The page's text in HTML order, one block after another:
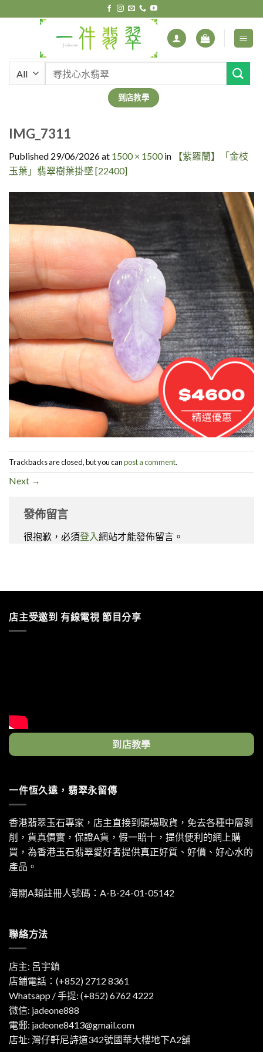
to
到店教學
IMG_7311
Published 29/06/2026at 1500 × 1500in
【紫羅蘭】「金枝
玉葉」翡翠樹葉掛墜 [22400]
Trackbacks are closed, but you canpost a comment.
Next →
發佈留言
很抱歉，必須登入網站才能發佈留言。
店主受邀到 有線電視 節目分享
到店教學
一件恆久遠，翡翠永留傳
香港翡翠玉石專家，店主直接到礦場取貨，免去各種中層剝
削，貨真價實，保證A貨，假一賠十，提供便利的網上購
買，為香港玉石翡翠愛好者提供真正好質、好價、好心水的
產品。
海關A類註冊人號碼：A-B-24-01-05142
聯絡方法
店主: 呂宇鎮
店鋪電話：(+852) 2712 8361
Whatsapp / 手提: (+852) 6762 4222
微信: jadeone888
電郵: jadeone8413@gmail.com
店址: 灣仔軒尼詩道342號國華大樓地下A2舖